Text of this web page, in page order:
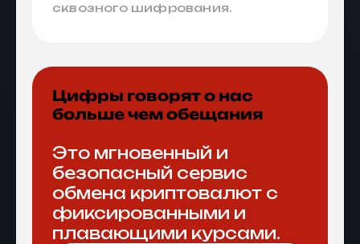
сквозного шифрования.
Цифры говорят о нас
больше чем обещания
Это мгновенный и
безопасный сервис
обмена криптовалют с
фиксированными и
плавающими курсами.